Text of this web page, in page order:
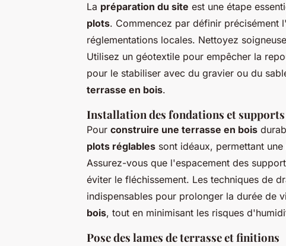
La préparation du site est une étape
plots. Commencez par définir précisément
réglementations locales. Nettoyez
Utilisez un géotextile pour empêcher la
pour le stabiliser avec du gravier ou du
terrasse en bois.
Installation des fondations et supports
Pour construire une terrasse en bois
plots réglables sont idéaux, permettant
Assurez-vous que l'espacement des
éviter le fléchissement. Les techniques de
indispensables pour prolonger la durée de
bois, tout en minimisant les risques
Pose des lames de terrasse et finitions